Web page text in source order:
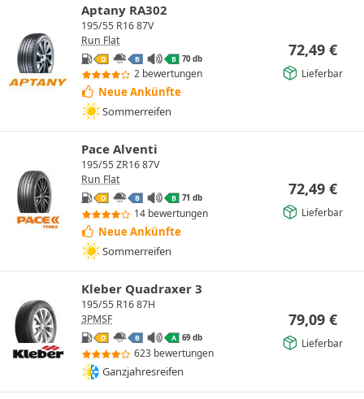
Aptany RA302
195/55 R16 87V
Run Flat
D B B 70 db
2 bewertungen
Neue Ankünfte
Sommerreifen
72,49 €
Lieferbar
Pace Alventi
195/55 ZR16 87V
Run Flat
D B B 71 db
14 bewertungen
Neue Ankünfte
Sommerreifen
72,49 €
Lieferbar
Kleber Quadraxer 3
195/55 R16 87H
3PMSF
D B A 69 db
623 bewertungen
Ganzjahresreifen
79,09 €
Lieferbar